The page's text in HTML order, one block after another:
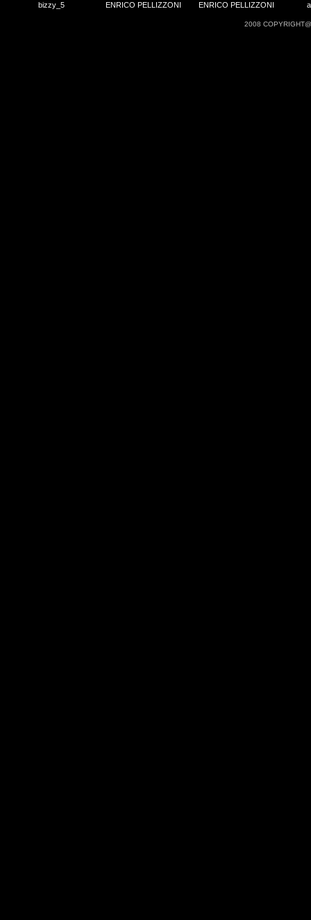
bizzy_5 ENRICO PELLIZZONI ENRICO PELLIZZONI
2008